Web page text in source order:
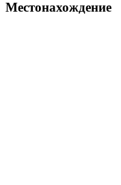
Местонахождение